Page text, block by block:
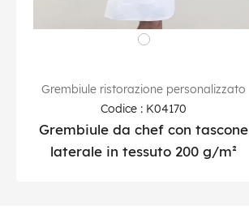
Grembiule ristorazione personalizzato
Codice : K04170
Grembiule da chef con tascone
laterale in tessuto 200 g/m²